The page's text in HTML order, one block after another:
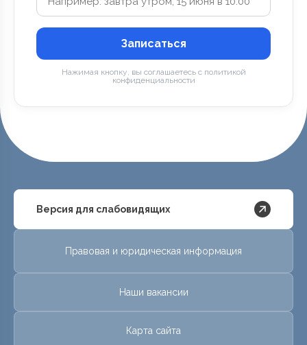
Записаться
Нажимая кнопку, вы соглашаетесь с политикой
конфиденциальности
Версия для слабовидящих
Правовая и юридическая информация
Наши вакансии
Карта сайта